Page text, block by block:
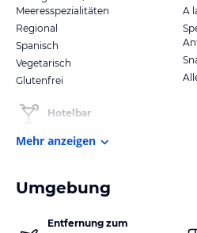
Meeresspezialitäten
Regional
Spanisch
Vegetarisch
Glutenfrei
Hotelbar
A
Mehr anzeigen
Umgebung
Entfernung zum